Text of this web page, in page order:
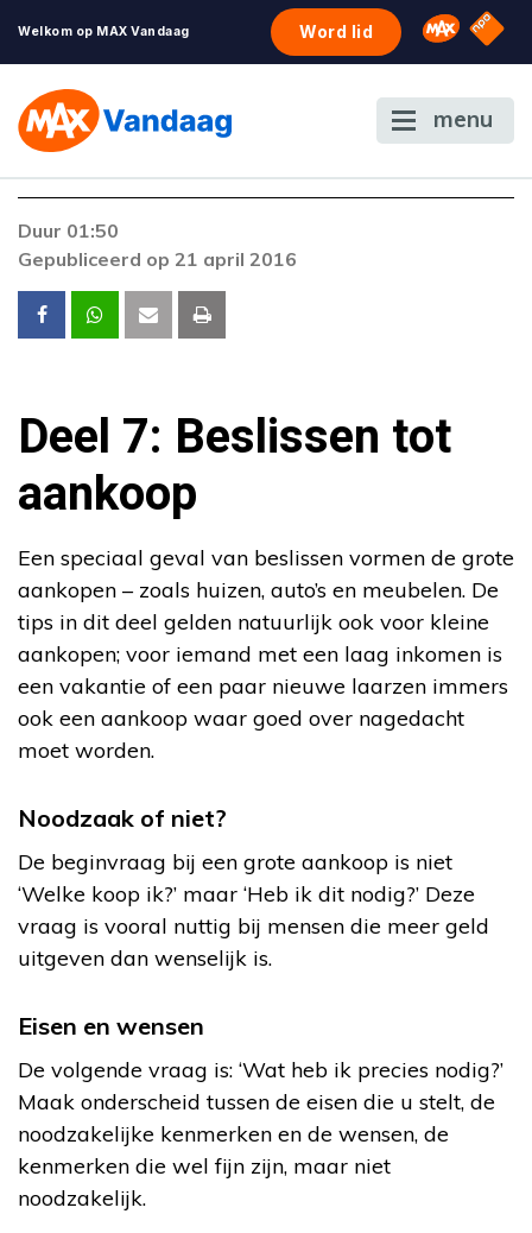
Welkom op MAX Vandaag Word lid Omroep
NPO
menu
Duur 01:50
Gepubliceerd op 21 april 2016
Deel 7: Beslissen tot
aankoop
Een speciaal geval van beslissen vormen de grote
aankopen – zoals huizen, auto’s en meubelen. De
tips in dit deel gelden natuurlijk ook voor kleine
aankopen; voor iemand met een laag inkomen is
een vakantie of een paar nieuwe laarzen immers
ook een aankoop waar goed over nagedacht
moet worden.
Noodzaak of niet?
De beginvraag bij een grote aankoop is niet
‘Welke koop ik?’ maar ‘Heb ik dit nodig?’ Deze
vraag is vooral nuttig bij mensen die meer geld
uitgeven dan wenselijk is.
Eisen en wensen
De volgende vraag is: ‘Wat heb ik precies nodig?’
Maak onderscheid tussen de eisen die u stelt, de
noodzakelijke kenmerken en de wensen, de
kenmerken die wel fijn zijn, maar niet
noodzakelijk.